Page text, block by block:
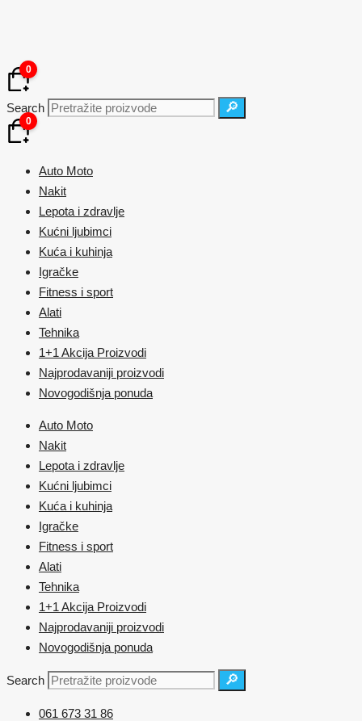
0
Search 🔎
0
Auto Moto
Nakit
Lepota i zdravlje
Kućni ljubimci
Kuća i kuhinja
Igračke
Fitness i sport
Alati
Tehnika
1+1 Akcija Proizvodi
Najprodavaniji proizvodi
Novogodišnja ponuda
Auto Moto
Nakit
Lepota i zdravlje
Kućni ljubimci
Kuća i kuhinja
Igračke
Fitness i sport
Alati
Tehnika
1+1 Akcija Proizvodi
Najprodavaniji proizvodi
Novogodišnja ponuda
Search 🔎
061 673 31 86